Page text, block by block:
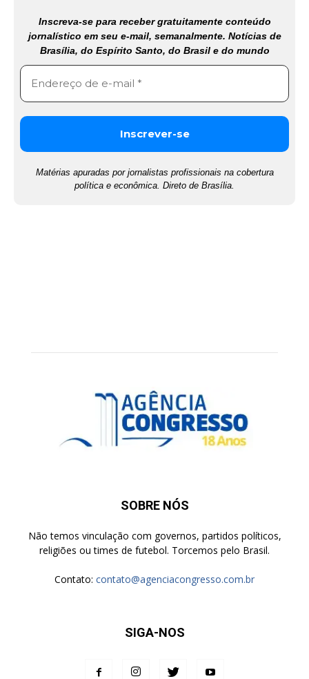
Inscreva-se para receber gratuitamente conteúdo
jornalístico em seu e-mail, semanalmente. Notícias de
Brasília, do Espírito Santo, do Brasil e do mundo
Matérias apuradas por jornalistas profissionais na cobertura
política e econômica. Direto de Brasília.
SOBRE NÓS
Não temos vinculação com governos, partidos políticos,
religiões ou times de futebol. Torcemos pelo Brasil.
Contato: contato@agenciacongresso.com.br
SIGA-NOS